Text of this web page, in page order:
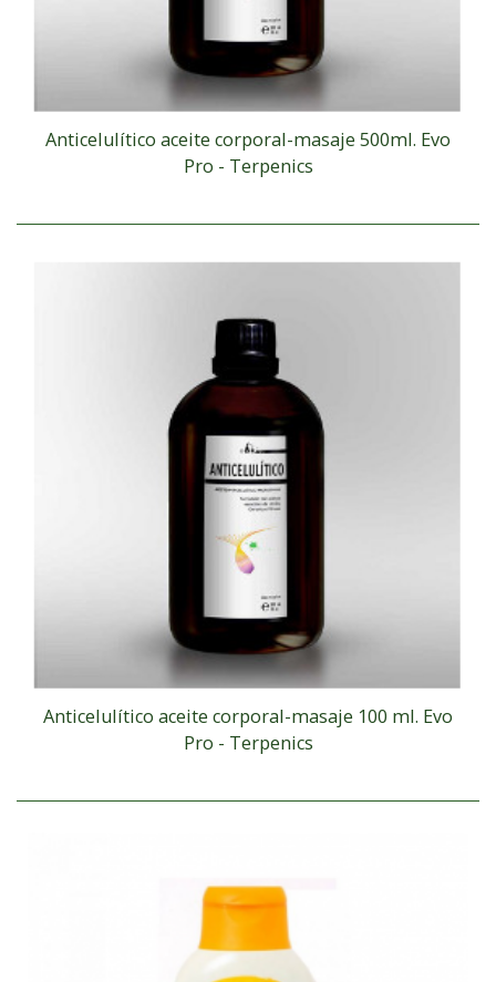
Anticelulítico aceite corporal-masaje 500ml. Evo
Pro - Terpenics
Anticelulítico aceite corporal-masaje 100 ml. Evo
Pro - Terpenics